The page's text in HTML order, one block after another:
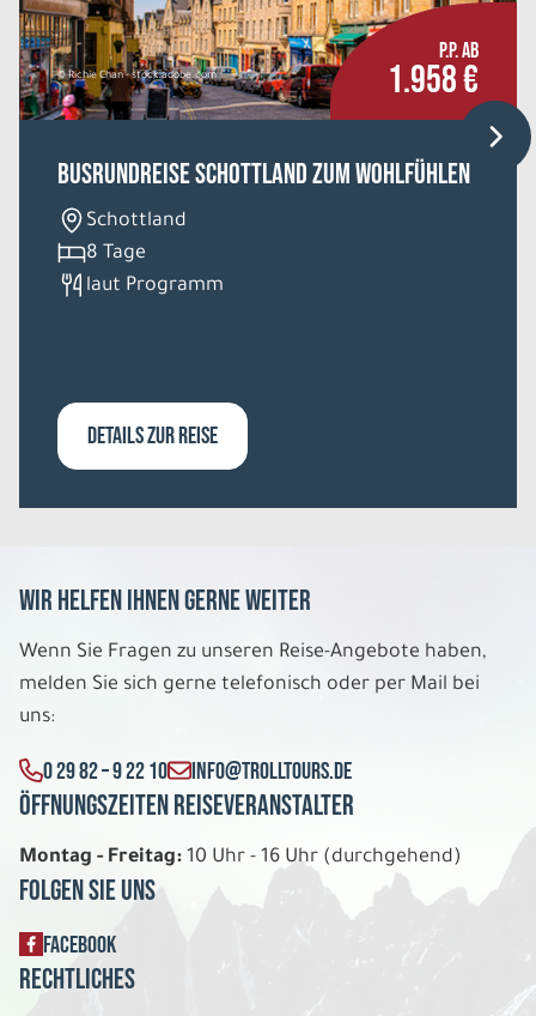
© Richie Chan - stock.adobe.com
P.P. AB
1.958 €
Busrundreise Schottland zum Wohlfühlen
Schottland
8 Tage
laut Programm
DETAILS ZUR REISE
Wir helfen Ihnen gerne weiter
Wenn Sie Fragen zu unseren Reise-Angebote haben,
melden Sie sich gerne telefonisch oder per Mail bei
uns:
0 29 82 – 9 22 10 INFO@TROLLTOURS.DE
Öffnungszeiten Reiseveranstalter
Montag - Freitag: 10 Uhr - 16 Uhr (durchgehend)
Folgen Sie uns
FACEBOOK
Rechtliches